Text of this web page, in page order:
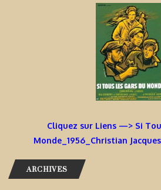
Cliquez sur Liens —> Si
Monde_1956_Christian
ARCHIVES